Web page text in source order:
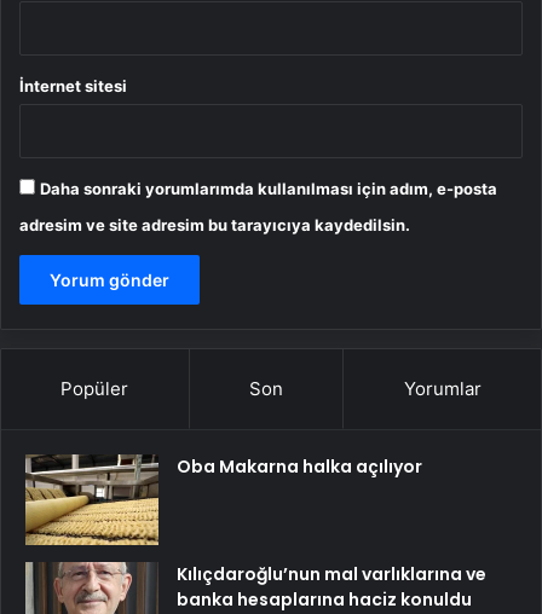
İnternet sitesi
Daha sonraki yorumlarımda kullanılması için adım, e-posta
adresim ve site adresim bu tarayıcıya kaydedilsin.
Popüler Son Yorumlar
Oba Makarna halka açılıyor
Kılıçdaroğlu’nun mal varlıklarına ve
banka hesaplarına haciz konuldu